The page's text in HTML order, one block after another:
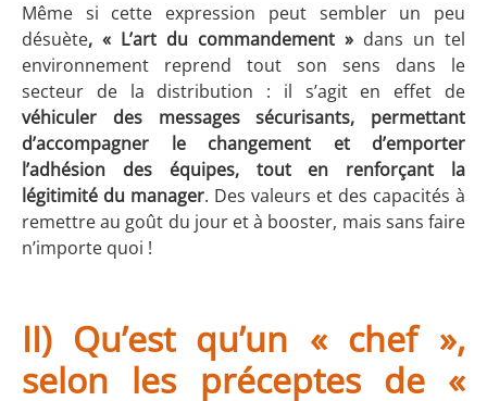
Même si cette expression peut sembler un peu
désuète, « L’art du commandement » dans un tel
environnement reprend tout son sens dans le
secteur de la distribution : il s’agit en effet de
véhiculer des messages sécurisants, permettant
d’accompagner le changement et d’emporter
l’adhésion des équipes, tout en renforçant la
légitimité du manager. Des valeurs et des capacités à
remettre au goût du jour et à booster, mais sans faire
n’importe quoi !
II) Qu’est qu’un « chef »,
selon les préceptes de «